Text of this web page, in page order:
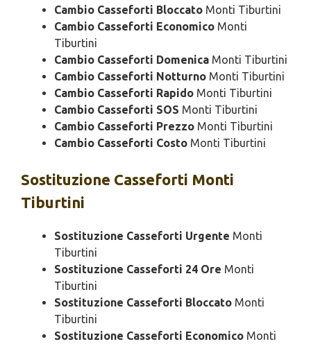
Cambio Casseforti Bloccato Monti Tiburtini
Cambio Casseforti Economico Monti
Tiburtini
Cambio Casseforti Domenica Monti Tiburtini
Cambio Casseforti Notturno Monti Tiburtini
Cambio Casseforti Rapido Monti Tiburtini
Cambio Casseforti SOS Monti Tiburtini
Cambio Casseforti Prezzo Monti Tiburtini
Cambio Casseforti Costo Monti Tiburtini
Sostituzione Casseforti Monti
Tiburtini
Sostituzione Casseforti Urgente Monti
Tiburtini
Sostituzione Casseforti 24 Ore Monti
Tiburtini
Sostituzione Casseforti Bloccato Monti
Tiburtini
Sostituzione Casseforti Economico Monti